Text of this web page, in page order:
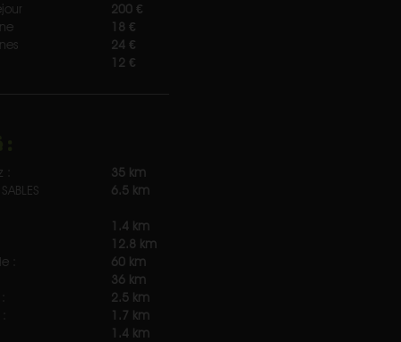
200 €
18 €
24 €
12 €
35 km
6.5 km
1.4 km
12.8 km
:
60 km
36 km
2.5 km
1.7 km
1.4 km